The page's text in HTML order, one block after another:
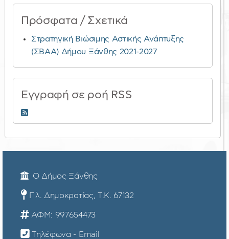
Πρόσφατα / Σχετικά
Στρατηγική Βιώσιμης Αστικής Ανάπτυξης
(ΣΒΑΑ) Δήμου Ξάνθης 2021-2027
Εγγραφή σε ροή RSS
RSS 2.0
Ο Δήμος Ξάνθης
Πλ. Δημοκρατίας, Τ.Κ. 67132
ΑΦΜ: 997654473
Τηλέφωνα - Email